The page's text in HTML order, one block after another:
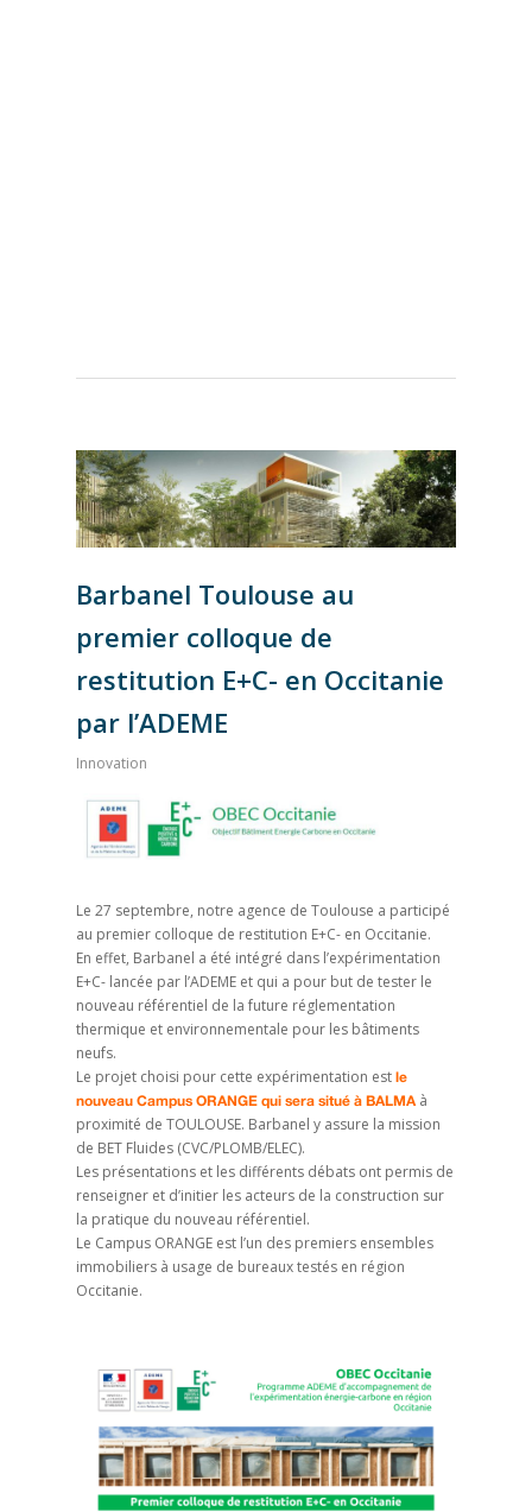
Barbanel Toulouse au
premier colloque de
restitution E+C- en Occitanie
par l’ADEME
Innovation
Le 27 septembre, notre agence de Toulouse a participé
au premier colloque de restitution E+C- en Occitanie.
En effet, Barbanel a été intégré dans l’expérimentation
E+C- lancée par l’ADEME et qui a pour but de tester le
nouveau référentiel de la future réglementation
thermique et environnementale pour les bâtiments
neufs.
Le projet choisi pour cette expérimentation est le
nouveau Campus ORANGE qui sera situé à BALMAà
proximité de TOULOUSE. Barbanel y assure la mission
de BET Fluides (CVC/PLOMB/ELEC).
Les présentations et les différents débats ont permis de
renseigner et d’initier les acteurs de la construction sur
la pratique du nouveau référentiel.
Le Campus ORANGE est l’un des premiers ensembles
immobiliers à usage de bureaux testés en région
Occitanie.